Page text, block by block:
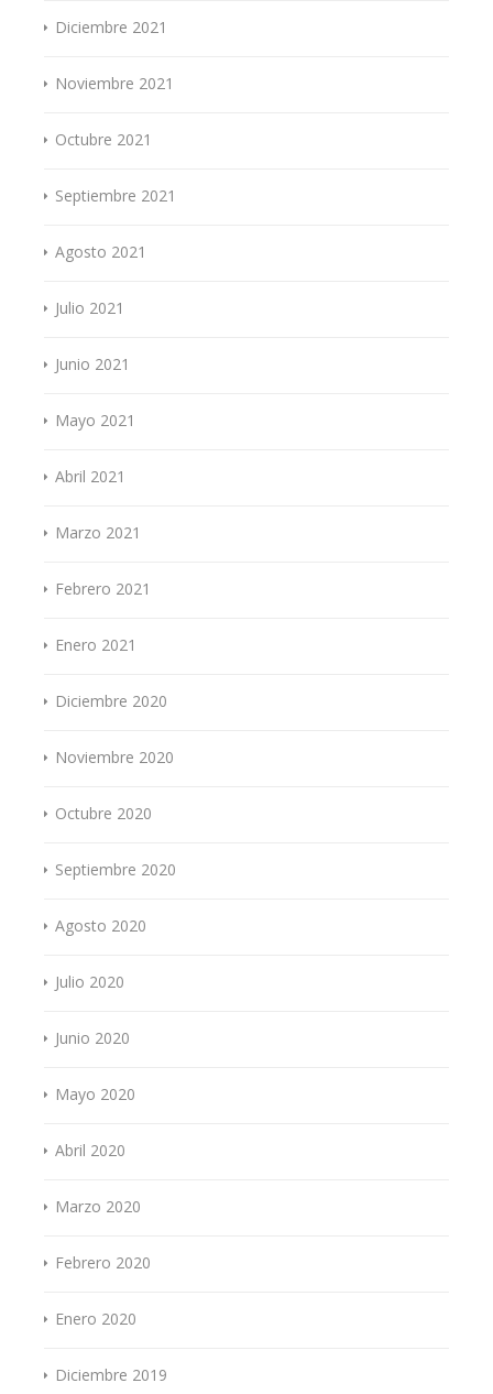
Diciembre 2021
Noviembre 2021
Octubre 2021
Septiembre 2021
Agosto 2021
Julio 2021
Junio 2021
Mayo 2021
Abril 2021
Marzo 2021
Febrero 2021
Enero 2021
Diciembre 2020
Noviembre 2020
Octubre 2020
Septiembre 2020
Agosto 2020
Julio 2020
Junio 2020
Mayo 2020
Abril 2020
Marzo 2020
Febrero 2020
Enero 2020
Diciembre 2019